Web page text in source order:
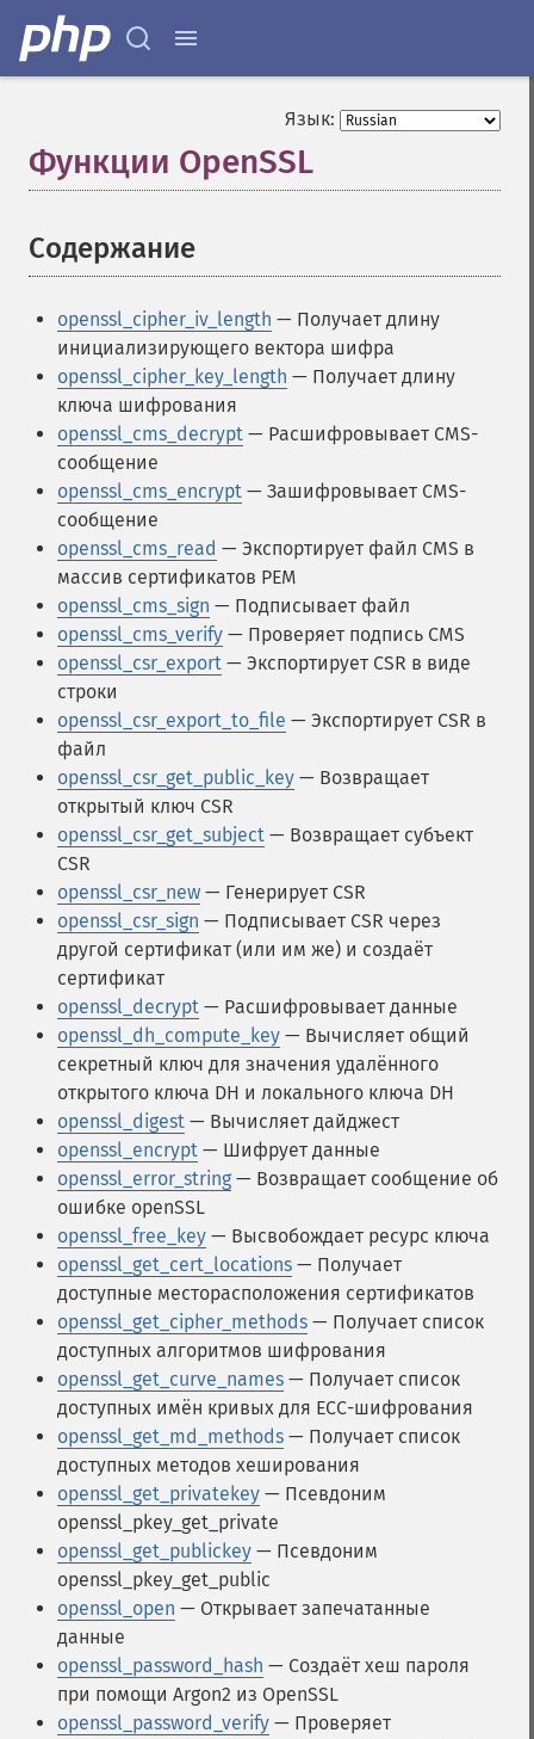
Язык:
Функции OpenSSL
Содержание
openssl_cipher_iv_length — Получает длину
инициализирующего вектора шифра
openssl_cipher_key_length — Получает длину
ключа шифрования
openssl_cms_decrypt — Расшифровывает CMS-
сообщение
openssl_cms_encrypt — Зашифровывает CMS-
сообщение
openssl_cms_read — Экспортирует файл CMS в
массив сертификатов PEM
openssl_cms_sign — Подписывает файл
openssl_cms_verify — Проверяет подпись CMS
openssl_csr_export — Экспортирует CSR в виде
строки
openssl_csr_export_to_file — Экспортирует CSR в
файл
openssl_csr_get_public_key — Возвращает
открытый ключ CSR
openssl_csr_get_subject — Возвращает субъект
CSR
openssl_csr_new — Генерирует CSR
openssl_csr_sign — Подписывает CSR через
другой сертификат (или им же) и создаёт
сертификат
openssl_decrypt — Расшифровывает данные
openssl_dh_compute_key — Вычисляет общий
секретный ключ для значения удалённого
открытого ключа DH и локального ключа DH
openssl_digest — Вычисляет дайджест
openssl_encrypt — Шифрует данные
openssl_error_string — Возвращает сообщение об
ошибке openSSL
openssl_free_key — Высвобождает ресурс ключа
openssl_get_cert_locations — Получает
доступные месторасположения сертификатов
openssl_get_cipher_methods — Получает список
доступных алгоритмов шифрования
openssl_get_curve_names — Получает список
доступных имён кривых для ECC-шифрования
openssl_get_md_methods — Получает список
доступных методов хеширования
openssl_get_privatekey — Псевдоним
openssl_pkey_get_private
openssl_get_publickey — Псевдоним
openssl_pkey_get_public
openssl_open — Открывает запечатанные
данные
openssl_password_hash — Создаёт хеш пароля
при помощи Argon2 из OpenSSL
openssl_password_verify — Проверяет